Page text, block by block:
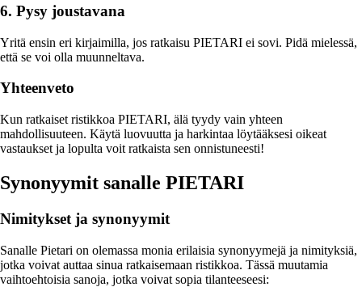
6. Pysy joustavana
Yritä ensin eri kirjaimilla, jos ratkaisu PIETARI ei sovi. Pidä mielessä,
että se voi olla muunneltava.
Yhteenveto
Kun ratkaiset ristikkoa PIETARI, älä tyydy vain yhteen
mahdollisuuteen. Käytä luovuutta ja harkintaa löytääksesi oikeat
vastaukset ja lopulta voit ratkaista sen onnistuneesti!
Synonyymit sanalle PIETARI
Nimitykset ja synonyymit
Sanalle Pietari on olemassa monia erilaisia synonyymejä ja nimityksiä,
jotka voivat auttaa sinua ratkaisemaan ristikkoa. Tässä muutamia
vaihtoehtoisia sanoja, jotka voivat sopia tilanteeseesi: